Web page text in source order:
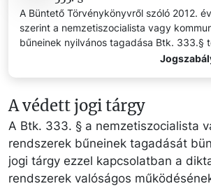
A Büntető Törvénykönyvről szóló 2012.
szerint a nemzetiszocialista vagy
bűneinek nyilvános tagadása Btk. 333.§
A védett jogi tárgy
A Btk. 333. § a nemzetiszocialista
rendszerek bűneinek tagadását
jogi tárgy ezzel kapcsolatban a
rendszerek valóságos